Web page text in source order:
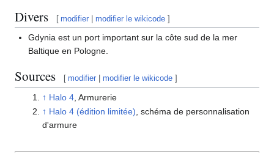
Divers [ modifier |modifier le wikicode ]
Gdynia est un port important sur la côte sud de la mer
Baltique en Pologne.
Sources [ modifier |modifier le wikicode ]
↑ Halo 4, Armurerie
↑ Halo 4 (édition limitée), schéma de personnalisation
d'armure